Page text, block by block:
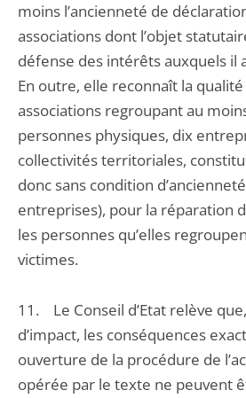
moins l’ancienneté de
associations dont l’objet
défense des intérêts auxquels il
En outre, elle reconnaît la
associations regroupant au
personnes physiques, dix
collectivités territoriales,
donc sans condition
entreprises), pour la réparation
les personnes qu’elles
victimes.
11. Le Conseil d’Etat relève
d’impact, les conséquences
ouverture de la procédure de
opérée par le texte ne peuvent